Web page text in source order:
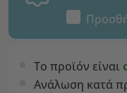
Το προϊόν είναι
Ανάλωση κατά